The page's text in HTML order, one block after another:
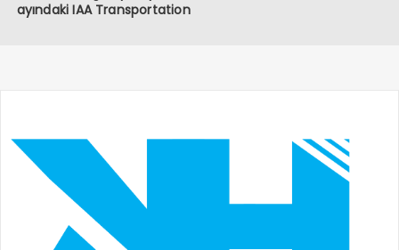
ayındaki IAA Transportation